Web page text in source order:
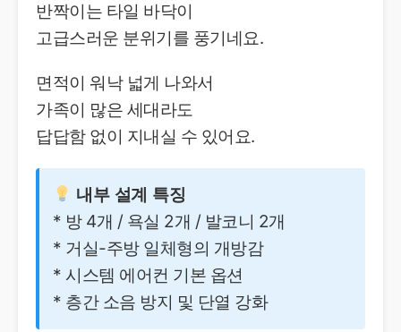
반짝이는 타일 바닥이
고급스러운 분위기를 풍기네요.
면적이 워낙 넓게 나와서
가족이 많은 세대라도
답답함 없이 지내실 수 있어요.
내부 설계 특징
* 방 4개 / 욕실 2개 / 발코니 2개
* 거실-주방 일체형의 개방감
* 시스템 에어컨 기본 옵션
* 층간 소음 방지 및 단열 강화